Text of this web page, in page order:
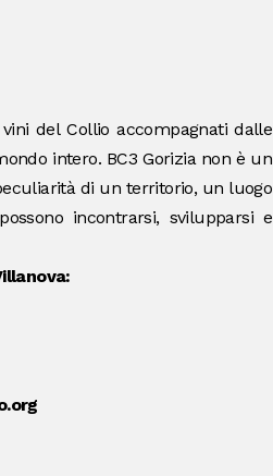
del Collio accompagnati dalle
intero. BC3 Gorizia non è un
di un territorio, un luogo
incontrarsi, svilupparsi e